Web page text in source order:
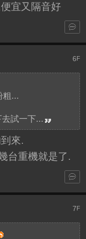
宜又隔音好
6 F
粗...
試一下...
來.
台重機就是了.
7 F